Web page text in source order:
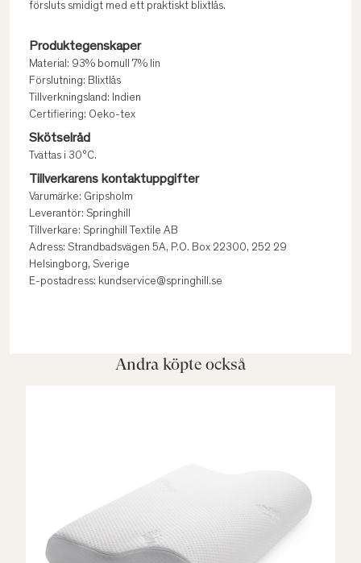
försluts smidigt med ett praktiskt blixtlås.
Produktegenskaper
Material: 93% bomull 7% lin
Förslutning: Blixtlås
Tillverkningsland: Indien
Certifiering: Oeko-tex
Skötselråd
Tvättas i 30°C.
Tillverkarens kontaktuppgifter
Varumärke: Gripsholm
Leverantör: Springhill
Tillverkare: Springhill Textile AB
Adress: Strandbadsvägen 5A, P.O. Box 22300, 252 29
Helsingborg, Sverige
E-postadress: kundservice@springhill.se
Andra köpte också